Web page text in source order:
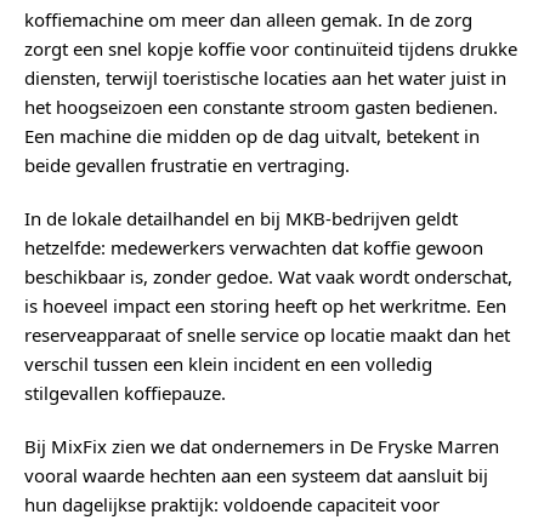
koffiemachine om meer dan alleen gemak. In de zorg
zorgt een snel kopje koffie voor continuïteid tijdens drukke
diensten, terwijl toeristische locaties aan het water juist in
het hoogseizoen een constante stroom gasten bedienen.
Een machine die midden op de dag uitvalt, betekent in
beide gevallen frustratie en vertraging.
In de lokale detailhandel en bij MKB-bedrijven geldt
hetzelfde: medewerkers verwachten dat koffie gewoon
beschikbaar is, zonder gedoe. Wat vaak wordt onderschat,
is hoeveel impact een storing heeft op het werkritme. Een
reserveapparaat of snelle service op locatie maakt dan het
verschil tussen een klein incident en een volledig
stilgevallen koffiepauze.
Bij MixFix zien we dat ondernemers in De Fryske Marren
vooral waarde hechten aan een systeem dat aansluit bij
hun dagelijkse praktijk: voldoende capaciteit voor